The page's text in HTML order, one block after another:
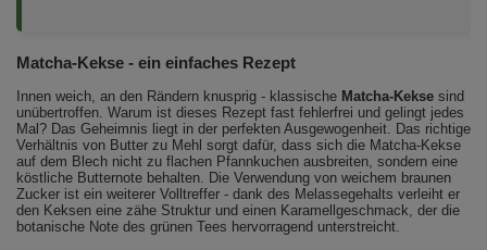
Matcha-Kekse - ein einfaches Rezept
Innen weich, an den Rändern knusprig - klassische Matcha-Kekse sind
unübertroffen. Warum ist dieses Rezept fast fehlerfrei und gelingt jedes
Mal? Das Geheimnis liegt in der perfekten Ausgewogenheit. Das richtige
Verhältnis von Butter zu Mehl sorgt dafür, dass sich die Matcha-Kekse
auf dem Blech nicht zu flachen Pfannkuchen ausbreiten, sondern eine
köstliche Butternote behalten. Die Verwendung von weichem braunen
Zucker ist ein weiterer Volltreffer - dank des Melassegehalts verleiht er
den Keksen eine zähe Struktur und einen Karamellgeschmack, der die
botanische Note des grünen Tees hervorragend unterstreicht.